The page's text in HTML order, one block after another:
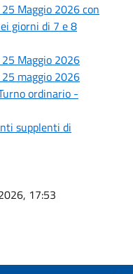
Maggio 2026 con
giorni di 7 e 8
Maggio 2026
maggio 2026
ordinario -
supplenti di
17:53